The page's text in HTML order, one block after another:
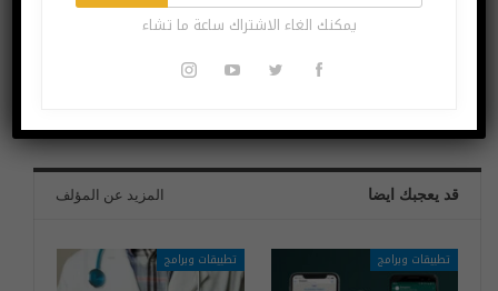
شرح.. كيف تتخلص
بشكل افتراضي
قد يعجبك ايضا المزيد عن المؤلف
تطبيقات وبرامج تطبيقات وبرامج
يمكنك الغاء الاشتراك ساعة ما تشاء